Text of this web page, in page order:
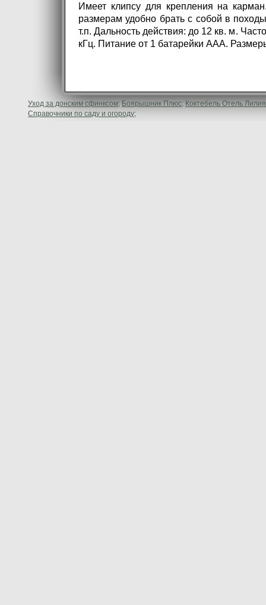
Имеет клипсу для крепления на
размерам удобно брать с собой в
т.п. Дальность действия: до 12 кв. м.
кГц. Питание от 1 батарейки ААА.
Уход за донским сфинксом; Боярышник Плюс; Коктебель Отель
Справочники по саду и огороду;